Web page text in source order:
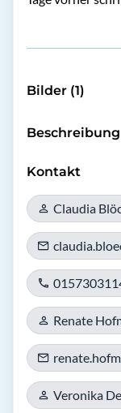
Bilder (1)
Beschreibung
Kontakt
Claudia
Renate
Veronika